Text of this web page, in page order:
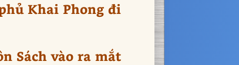
Khai Phong đi
Sách vào ra mắt